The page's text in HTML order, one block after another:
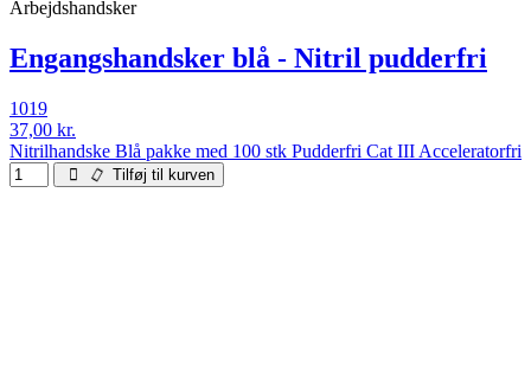
Arbejdshandsker
Engangshandsker blå - Nitril pudderfri
1019
37,00 kr.
Nitrilhandske Blå pakke med 100 stk Pudderfri Cat III Acceleratorfri
Tilføj til kurven